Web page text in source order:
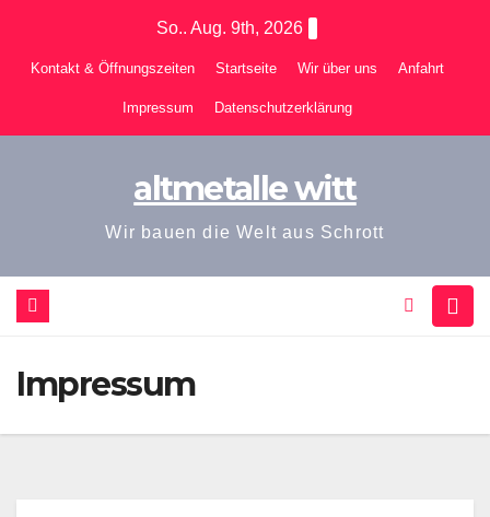
So.. Aug. 9th, 2026
Kontakt & Öffnungszeiten Startseite Wir über uns Anfahrt
Impressum Datenschutzerklärung
altmetalle witt
Wir bauen die Welt aus Schrott
Impressum